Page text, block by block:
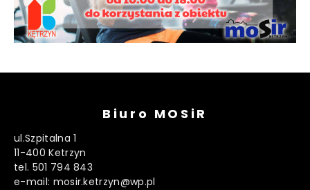
Biuro MOSiR
ul.Szpitalna 1
11-400 Ketrzyn
tel. 501 794 843
e-mail: mosir.ketrzyn@wp.pl